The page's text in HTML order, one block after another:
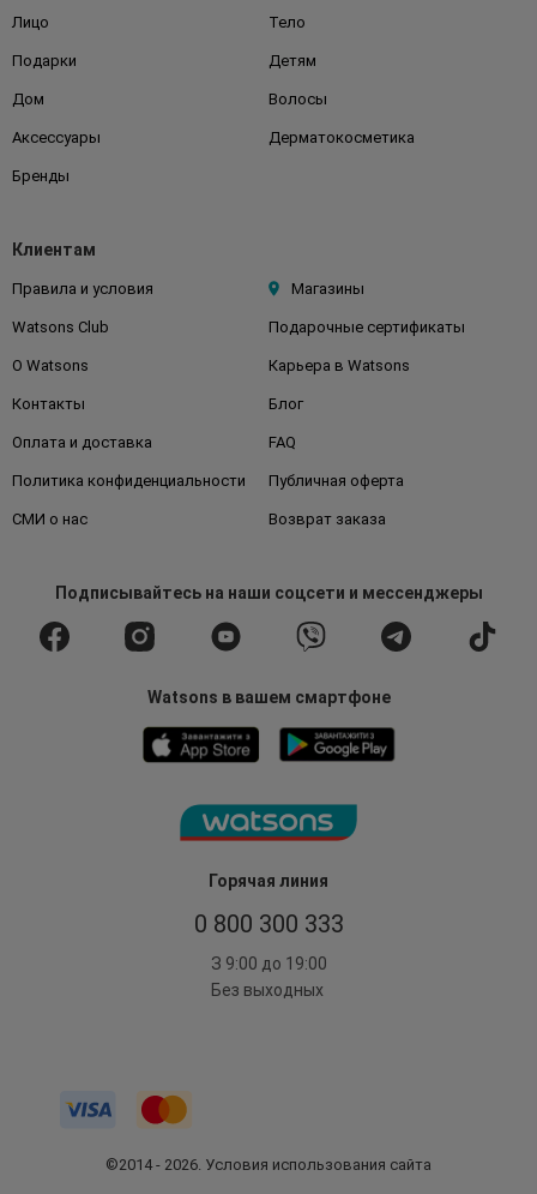
Горячая линия
0 800 300 333
З 9:00 до 19:00
Без выходных
Лицо Тело
Подарки Детям
Дом Волосы
Аксессуары Дерматокосметика
Бренды
Клиентам
Правила и условия Магазины
Watsons Club Подарочные сертификаты
О Watsons Карьера в Watsons
Контакты Блог
Оплата и доставка FAQ
Политика конфиденциальности Публичная оферта
СМИ о нас Возврат заказа
Подписывайтесьна наши соцсети и мессенджеры
Watsons в вашем смартфоне
©2014 - 2026. Условия использования сайта